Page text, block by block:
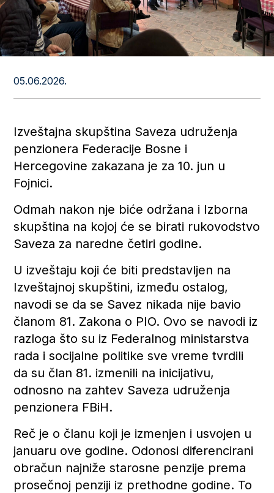
05.06.2026.
Izveštajna skupština Saveza udruženja
penzionera Federacije Bosne i
Hercegovine zakazana je za 10. jun u
Fojnici.
Odmah nakon nje biće održana i Izborna
skupština na kojoj će se birati rukovodstvo
Saveza za naredne četiri godine.
U izveštaju koji će biti predstavljen na
Izveštajnoj skupštini, između ostalog,
navodi se da se Savez nikada nije bavio
članom 81. Zakona o PIO. Ovo se navodi iz
razloga što su iz Federalnog ministarstva
rada i socijalne politike sve vreme tvrdili
da su član 81. izmenili na inicijativu,
odnosno na zahtev Saveza udruženja
penzionera FBiH.
Reč je o članu koji je izmenjen i usvojen u
januaru ove godine. Odonosi diferencirani
obračun najniže starosne penzije prema
prosečnoj penziji iz prethodne godine. To